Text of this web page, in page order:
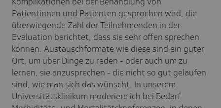
Patientinnen und Patienten gesprochen wird, die
überwiegende Zahl der Teilnehmenden in der
Evaluation berichtet, dass sie sehr offen sprechen
können. Austauschformate wie diese sind ein guter
Ort, um über Dinge zu reden - oder auch um zu
lernen, sie anzusprechen - die nicht so gut gelaufen
sind, wie man sich das wünscht. In unserem
Universitätsklinikum moderiere ich bei Bedarf